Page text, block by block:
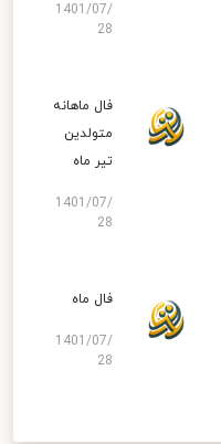
1401/07/
28
فال ماهانه
متولدین
تیر ماه
1401/07/
28
فال ماه
1401/07/
28